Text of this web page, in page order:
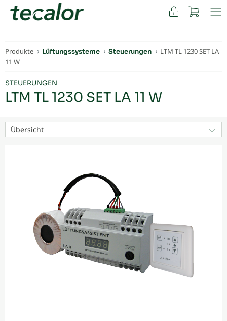
FACHKUNDEN
Produkte Lüftungssysteme Steuerungen
LTM TL 1230 SET LA
11 W
STEUERUNGEN
LTM TL 1230 SET LA 11 W
Übersicht